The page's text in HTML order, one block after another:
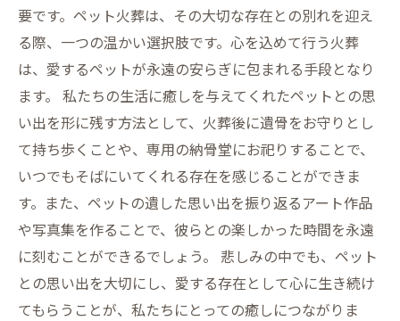
要です。ペット火葬は、その大切な存在との別れを迎え
る際、一つの温かい選択肢です。心を込めて行う火葬
は、愛するペットが永遠の安らぎに包まれる手段となり
ます。 私たちの生活に癒しを与えてくれたペットとの思
い出を形に残す方法として、火葬後に遺骨をお守りとし
て持ち歩くことや、専用の納骨堂にお祀りすることで、
いつでもそばにいてくれる存在を感じることができま
す。また、ペットの遺した思い出を振り返るアート作品
や写真集を作ることで、彼らとの楽しかった時間を永遠
に刻むことができるでしょう。 悲しみの中でも、ペット
との思い出を大切にし、愛する存在として心に生き続け
てもらうことが、私たちにとっての癒しにつながりま